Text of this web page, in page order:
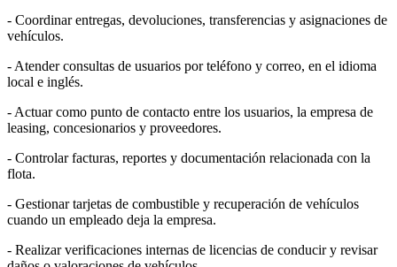
- Coordinar entregas, devoluciones, transferencias y asignaciones de
vehículos.
- Atender consultas de usuarios por teléfono y correo, en el idioma
local e inglés.
- Actuar como punto de contacto entre los usuarios, la empresa de
leasing, concesionarios y proveedores.
- Controlar facturas, reportes y documentación relacionada con la
flota.
- Gestionar tarjetas de combustible y recuperación de vehículos
cuando un empleado deja la empresa.
- Realizar verificaciones internas de licencias de conducir y revisar